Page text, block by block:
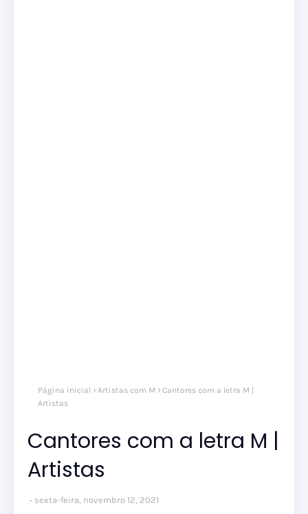
Página inicial Artistas com M
Cantores com a letra M |
Artistas
Cantores com a letra M |
Artistas
sexta-feira, novembro 12, 2021